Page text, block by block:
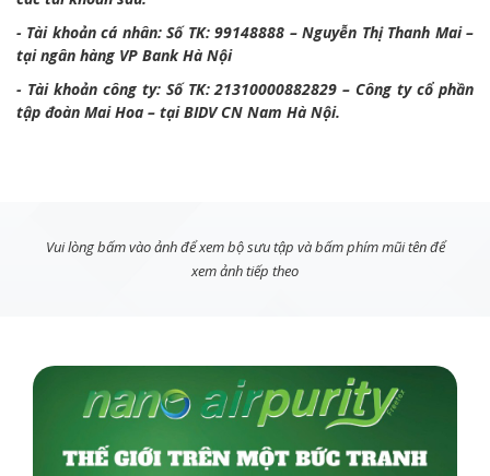
- Tài khoản cá nhân: Số TK: 99148888 – Nguyễn Thị Thanh Mai –
tại ngân hàng VP Bank Hà Nội
- Tài khoản công ty: Số TK: 21310000882829 – Công ty cổ phần
tập đoàn Mai Hoa – tại BIDV CN Nam Hà Nội.
Vui lòng bấm vào ảnh để xem bộ sưu tập và bấm phím mũi tên để
xem ảnh tiếp theo